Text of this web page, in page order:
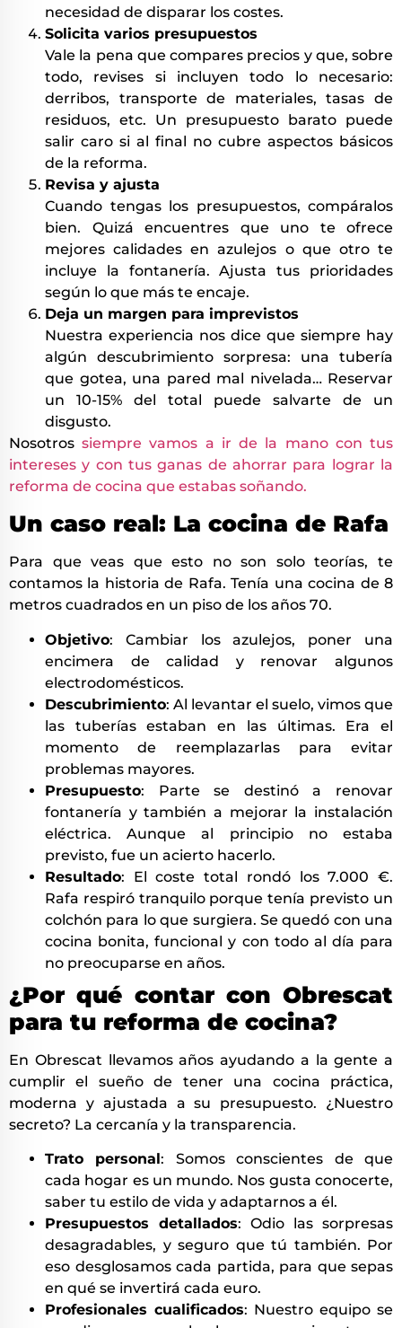
necesidad de disparar los costes.
Solicita varios presupuestos
Vale la pena que compares precios y que, sobre
todo, revises si incluyen todo lo necesario:
derribos, transporte de materiales, tasas de
residuos, etc. Un presupuesto barato puede
salir caro si al final no cubre aspectos básicos
de la reforma.
Revisa y ajusta
Cuando tengas los presupuestos, compáralos
bien. Quizá encuentres que uno te ofrece
mejores calidades en azulejos o que otro te
incluye la fontanería. Ajusta tus prioridades
según lo que más te encaje.
Deja un margen para imprevistos
Nuestra experiencia nos dice que siempre hay
algún descubrimiento sorpresa: una tubería
que gotea, una pared mal nivelada… Reservar
un 10-15% del total puede salvarte de un
disgusto.
Nosotrossiempre vamos a ir de la mano con tus
intereses y con tus ganas de ahorrar para lograr la
reforma de cocina que estabas soñando.
Un caso real: La cocina de Rafa
Para que veas que esto no son solo teorías, te
contamos la historia de Rafa. Tenía una cocina de 8
metros cuadrados en un piso de los años 70.
Objetivo: Cambiar los azulejos, poner una
encimera de calidad y renovar algunos
electrodomésticos.
Descubrimiento: Al levantar el suelo, vimos que
las tuberías estaban en las últimas. Era el
momento de reemplazarlas para evitar
problemas mayores.
Presupuesto: Parte se destinó a renovar
fontanería y también a mejorar la instalación
eléctrica. Aunque al principio no estaba
previsto, fue un acierto hacerlo.
Resultado: El coste total rondó los 7.000 €.
Rafa respiró tranquilo porque tenía previsto un
colchón para lo que surgiera. Se quedó con una
cocina bonita, funcional y con todo al día para
no preocuparse en años.
¿Por qué contar con Obrescat
para tu reforma de cocina?
En Obrescat llevamos años ayudando a la gente a
cumplir el sueño de tener una cocina práctica,
moderna y ajustada a su presupuesto. ¿Nuestro
secreto? La cercanía y la transparencia.
Trato personal: Somos conscientes de que
cada hogar es un mundo. Nos gusta conocerte,
saber tu estilo de vida y adaptarnos a él.
Presupuestos detallados: Odio las sorpresas
desagradables, y seguro que tú también. Por
eso desglosamos cada partida, para que sepas
en qué se invertirá cada euro.
Profesionales cualificados: Nuestro equipo se